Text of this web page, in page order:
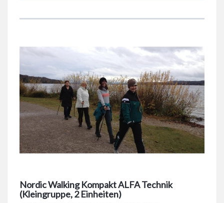
Nordic Walking Kompakt ALFA Technik
(Kleingruppe, 2 Einheiten)